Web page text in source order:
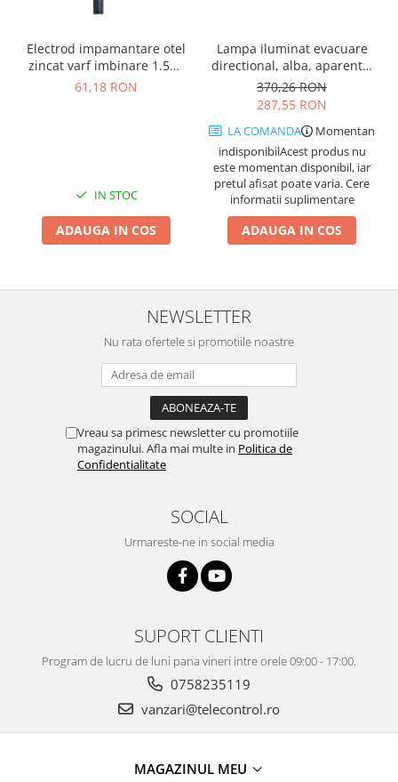
Electrod impamantare otel
zincat varf imbinare 1.5m,
se vand pachet de 10 bucati
61,18 RON
IN STOC
ADAUGA IN COS
Lampa iluminat evacuare
directional, alba, aparenta,
3 ore, 3W, mentinut, test
automat, IP20, Intelight
90385
370,26 RON
287,55 RON
LA COMANDA
Momentan
indisponibilAcest produs nu
este momentan disponibil, iar
pretul afisat poate varia. Cere
informatii suplimentare
ADAUGA IN COS
NEWSLETTER
Nu rata ofertele si promotiile noastre
Vreau sa primesc newsletter cu promotiile
magazinului. Afla mai multe in Politica de
Confidentialitate
SOCIAL
Urmareste-ne in social media
SUPORT CLIENTI
Program de lucru de luni pana vineri intre orele 09:00 - 17:00.
0758235119
vanzari@telecontrol.ro
MAGAZINUL MEU